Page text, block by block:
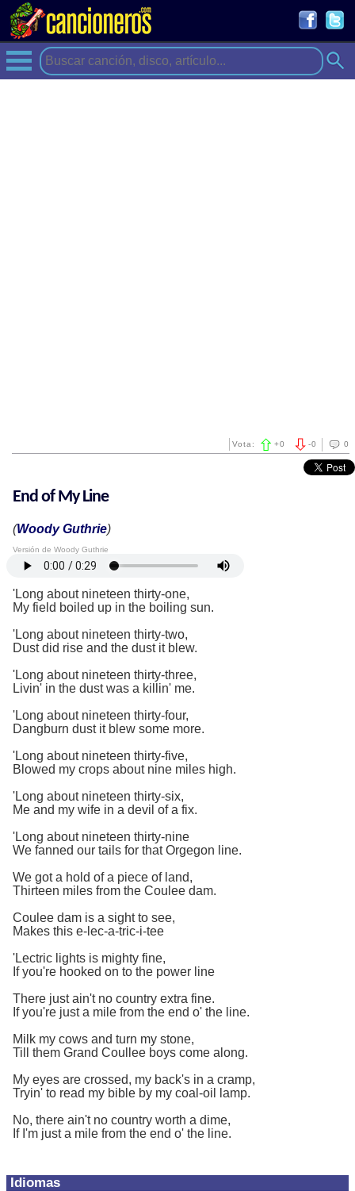
0
-0
Vota: +0
Idiomas
End of My Line
(Woody Guthrie)
Versión de Woody Guthrie
'Long about nineteen thirty-one,
My field boiled up in the boiling sun.
'Long about nineteen thirty-two,
Dust did rise and the dust it blew.
'Long about nineteen thirty-three,
Livin' in the dust was a killin' me.
'Long about nineteen thirty-four,
Dangburn dust it blew some more.
'Long about nineteen thirty-five,
Blowed my crops about nine miles high.
'Long about nineteen thirty-six,
Me and my wife in a devil of a fix.
'Long about nineteen thirty-nine
We fanned our tails for that Orgegon line.
We got a hold of a piece of land,
Thirteen miles from the Coulee dam.
Coulee dam is a sight to see,
Makes this e-lec-a-tric-i-tee
'Lectric lights is mighty fine,
If you're hooked on to the power line
There just ain't no country extra fine.
If you're just a mile from the end o' the line.
Milk my cows and turn my stone,
Till them Grand Coullee boys come along.
My eyes are crossed, my back's in a cramp,
Tryin' to read my bible by my coal-oil lamp.
No, there ain't no country worth a dime,
If I'm just a mile from the end o' the line.